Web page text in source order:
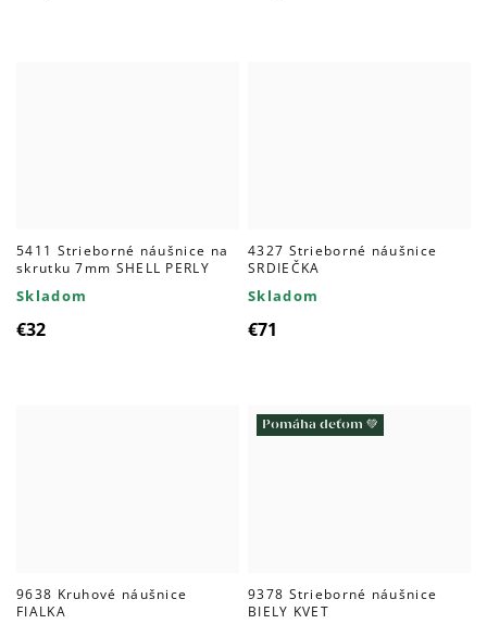
5411 Strieborné náušnice na
skrutku 7mm SHELL PERLY
Skladom
€32
4327 Strieborné náušnice
SRDIEČKA
Skladom
€71
9638 Kruhové náušnice
FIALKA
Pomáha deťom 💚
9378 Strieborné náušnice
BIELY KVET